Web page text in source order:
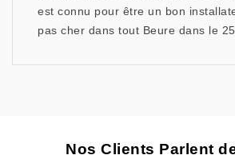
est connu pour être un bon
pas cher dans tout Beure dans le
Nos Clients Parlent